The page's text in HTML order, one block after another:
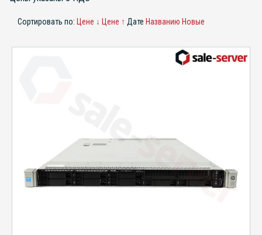
Сортировать по: Цене ↓ Цене ↑ Дате Названию Новые